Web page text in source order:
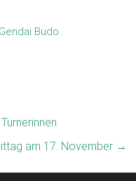
Gendai Budo
am 17. November →